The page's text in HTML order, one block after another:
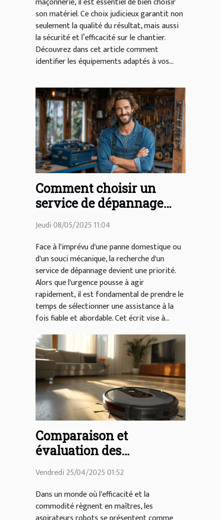
son matériel. Ce choix judicieux garantit non
seulement la qualité du résultat, mais aussi
la sécurité et l’efficacité sur le chantier.
Découvrez dans cet article comment
identifier les équipements adaptés à vos...
Comment choisir un
service de dépannage
fiable et économique ?
Jeudi 08/05/2025 11:04
Face à l'imprévu d'une panne domestique ou
d'un souci mécanique, la recherche d'un
service de dépannage devient une priorité.
Alors que l'urgence pousse à agir
rapidement, il est fondamental de prendre le
temps de sélectionner une assistance à la
fois fiable et abordable. Cet écrit vise à...
Comparaison et
évaluation des
aspirateurs robots pour
un nettoyage efficace
Vendredi 25/04/2025 01:52
Dans un monde où l'efficacité et la
commodité règnent en maîtres, les